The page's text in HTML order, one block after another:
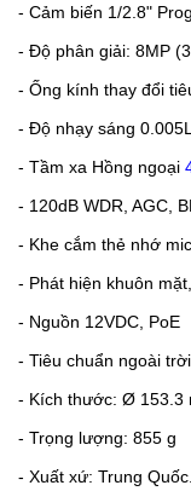
- Cảm biến 1/2.8"
- Độ phân giải: 8MP
- Ống kính thay đổi
- Độ nhạy sáng
- Tầm xa Hồng ngoại
- 120dB WDR, AGC,
- Khe cắm thẻ nhớ
- Phát hiện khuôn
- Nguồn 12VDC, PoE
- Tiêu chuẩn ngoài
- Kích thước: Ø 153.3
- Trọng lượng: 855 g
- Xuất xứ: Trung Quốc.